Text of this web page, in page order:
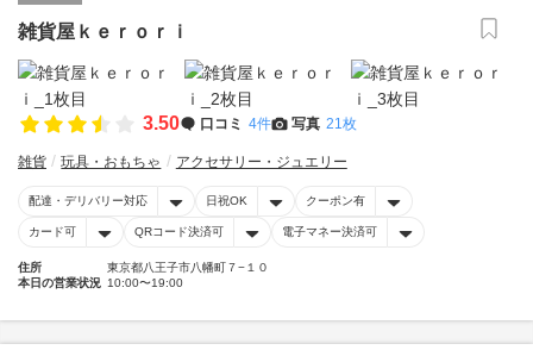
雑貨屋ｋｅｒｏｒｉ
3.50 口コミ 4件 写真 21枚
雑貨 玩具・おもちゃ アクセサリー・ジュエリー
配達・デリバリー対応 日祝OK クーポン有
カード可 QRコード決済可 電子マネー決済可
住所
東京都八王子市八幡町７−１０
本日の営業状況 10:00〜19:00